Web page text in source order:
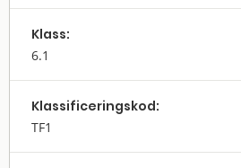
Klass:
6.1
Klassifi­cerings­kod:
TF1